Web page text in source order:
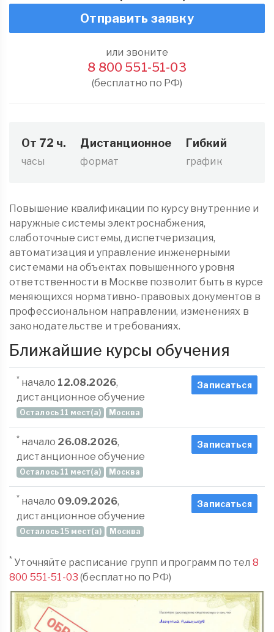
Отправить заявку
или звоните
8 800 551-51-03
(бесплатно по РФ)
От 72 ч.
часы
Дистанционное
формат
Гибкий
график
Повышение квалификации по курсу внутренние и
наружные системы электроснабжения,
слаботочные системы, диспетчеризация,
автоматизация и управление инженерными
системами на объектах повышенного уровня
ответственности в Москве позволит быть в курсе
меняющихся нормативно-правовых документов в
профессиональном направлении, изменениях в
законодательстве и требованиях.
Ближайшие курсы обучения
* начало 12.08.2026,
дистанционное обучение
Осталось 11 мест(а) Москва
Записаться
* начало 26.08.2026,
дистанционное обучение
Осталось 11 мест(а) Москва
Записаться
* начало 09.09.2026,
дистанционное обучение
Осталось 15 мест(а) Москва
Записаться
* Уточняйте расписание групп и программ по тел 8
800 551-51-03 (бесплатно по РФ)